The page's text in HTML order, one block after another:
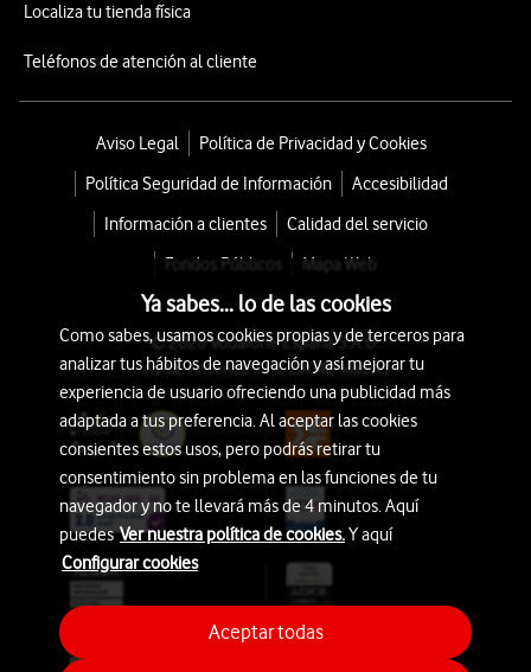
Localiza tu tienda física
Teléfonos de atención al cliente
Aviso Legal
Política de Privacidad y Cookies
Política Seguridad de Información
Accesibilidad
Información a clientes
Calidad del servicio
Fondos Públicos
Mapa Web
© 2026 Vodafone España S.A.U.
Avda. América 115, 28042 Madrid
Ya sabes... lo de las cookies
Como sabes, usamos cookies propias y de terceros para
analizar tus hábitos de navegación y así mejorar tu
experiencia de usuario ofreciendo una publicidad más
adaptada a tus preferencia. Al aceptar las cookies
consientes estos usos, pero podrás retirar tu
consentimiento sin problema en las funciones de tu
navegador y no te llevará más de 4 minutos. Aquí
puedesVer nuestra política de cookies.Y aquí
Configurar cookies
Aceptar todas